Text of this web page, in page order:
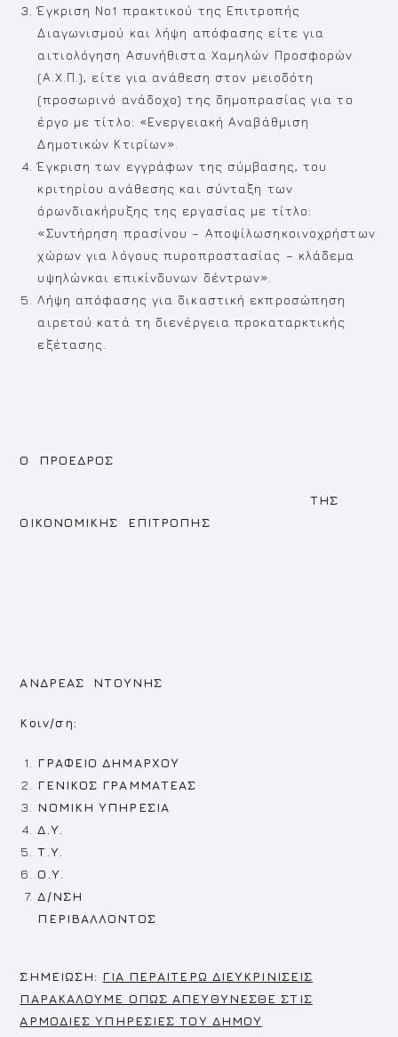
Έγκριση Νο1 πρακτικού της Επιτροπής
Διαγωνισμού και λήψη απόφασης είτε για
αιτιολόγηση Ασυνήθιστα Χαμηλών Προσφορών
(Α.Χ.Π.), είτε για ανάθεση στον μειοδότη
(προσωρινό ανάδοχο) της δημοπρασίας για το
έργο με τίτλο: «Ενεργειακή Αναβάθμιση
Δημοτικών Κτιρίων».
Έγκριση των εγγράφων της σύμβασης, του
κριτηρίου ανάθεσης και σύνταξη των
όρωνδιακήρυξης της εργασίας με τίτλο:
«Συντήρηση πρασίνου – Αποψίλωσηκοινοχρήστων
χώρων για λόγους πυροπροστασίας – κλάδεμα
υψηλώνκαι επικίνδυνων δέντρων».
Λήψη απόφασης για δικαστική εκπροσώπηση
αιρετού κατά τη διενέργεια προκαταρκτικής
εξέτασης.
Ο ΠΡΟΕΔΡΟΣ
ΤΗΣ
ΟΙΚΟΝΟΜΙΚΗΣ ΕΠΙΤΡΟΠΗΣ
ΑΝΔΡΕΑΣ ΝΤΟΥΝΗΣ
Κοιν/ση:
ΓΡΑΦΕΙΟ ΔΗΜΑΡΧΟΥ
ΓΕΝΙΚΟΣ ΓΡΑΜΜΑΤΕΑΣ
ΝΟΜΙΚΗ ΥΠΗΡΕΣΙΑ
Δ.Υ.
Τ.Υ.
Ο.Υ.
Δ/ΝΣΗ
ΠΕΡΙΒΑΛΛΟΝΤΟΣ
ΣΗΜΕΙΩΣΗ: ΓΙΑ ΠΕΡΑΙΤΕΡΩ ΔΙΕΥΚΡΙΝΙΣΕΙΣ
ΠΑΡΑΚΑΛΟΥΜΕ ΟΠΩΣ ΑΠΕΥΘΥΝΕΣΘΕ ΣΤΙΣ
ΑΡΜΟΔΙΕΣ ΥΠΗΡΕΣΙΕΣ ΤΟΥ ΔΗΜΟΥ